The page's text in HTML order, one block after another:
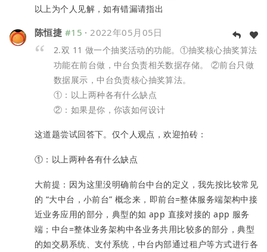
以上为个人见解，如有错漏请指出
陈恒捷 #15 · 2022年05月05日
2.双 11 做一个抽奖活动的功能。①抽奖核心抽奖算法
功能在前台做，中台负责相关数据存储。 ②前台只做
数据展示，中台负责核心抽奖算法。
①：以上两种各有什么缺点
②：如果是你，你该如何设计
这道题尝试回答下。仅个人观点，欢迎拍砖：
①：以上两种各有什么缺点
大前提：因为这里没明确前台中台的定义，我先按比较常见
的 “大中台，小前台” 概念来，即前台=整体服务端架构中接
近业务应用的部分，典型的如 app 直接对接的 app 服务
端；中台=整体业务架构中各业务共用比较多的部分，典型
的如交易系统、支付系统，中台内部通过租户等方式进行各